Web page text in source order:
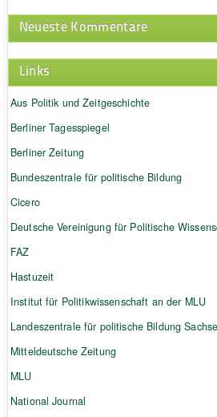
Neueste Kommentare
Links
Aus Politik und Zeitgeschichte
Berliner Tagesspiegel
Berliner Zeitung
Bundeszentrale für politische Bildung
Cicero
Deutsche Vereinigung für Politische
FAZ
Hastuzeit
Institut für Politikwissenschaft an der MLU
Landeszentrale für politische Bildung
Mitteldeutsche Zeitung
MLU
National Journal